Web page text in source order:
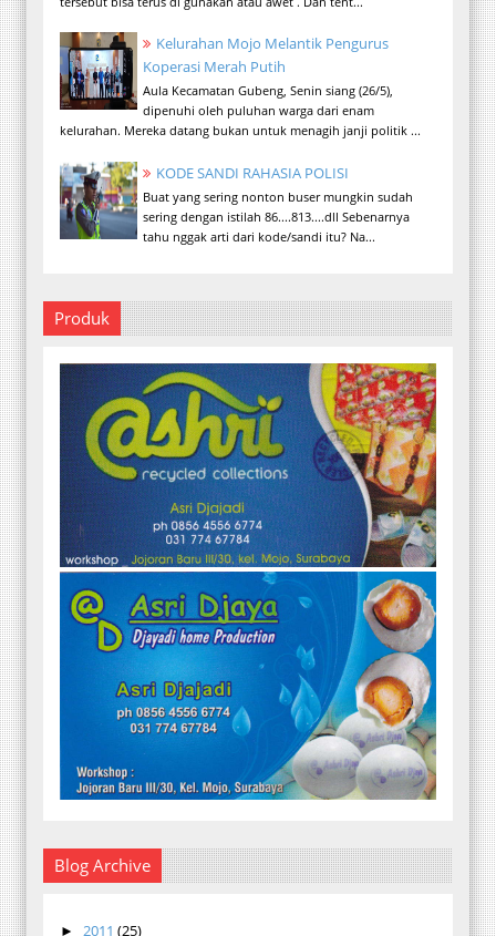
Kelurahan Mojo Melantik Pengurus
Koperasi Merah Putih
Aula Kecamatan Gubeng, Senin siang (26/5),
dipenuhi oleh puluhan warga dari enam
kelurahan. Mereka datang bukan untuk menagih janji politik ...
KODE SANDI RAHASIA POLISI
Buat yang sering nonton buser mungkin sudah
sering dengan istilah 86....813....dll Sebenarnya
tahu nggak arti dari kode/sandi itu? Na...
Produk
Blog Archive
► 2011 (25)